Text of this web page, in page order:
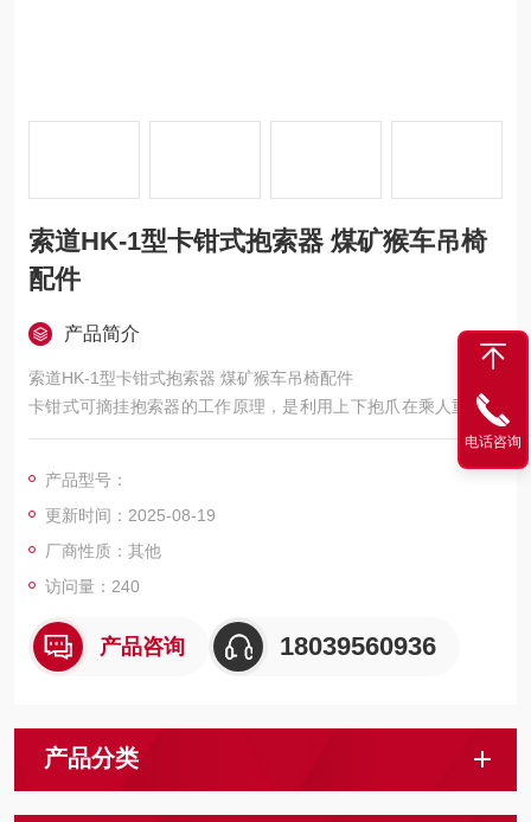
索道HK-1型卡钳式抱索器 煤矿猴车吊椅
配件
产品简介
索道HK-1型卡钳式抱索器 煤矿猴车吊椅配件
卡钳式可摘挂抱索器的工作原理，是利用上下抱爪在乘人重量的
作用下产生杠杆自锁力而抱紧钢丝绳。能使吊座简单方便的挂在
钢丝绳，使索道既能运送人员，又能运送货物。卡钳式抱索器架
空乘人装置矿用猴车配件
产品型号：
更新时间：2025-08-19
厂商性质：其他
访问量：240
产品咨询 18039560936
产品分类
电话咨询